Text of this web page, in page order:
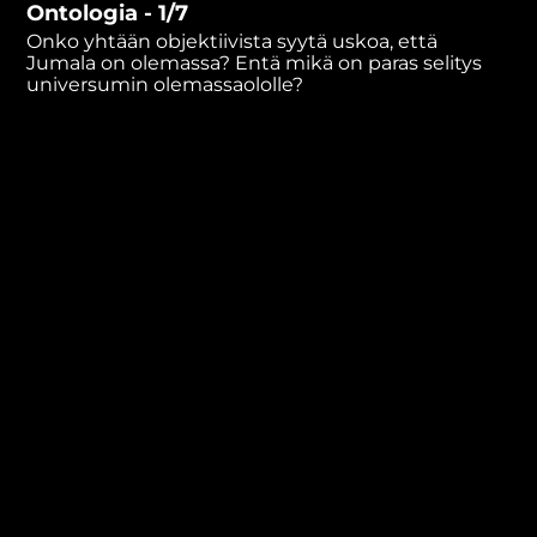
minutes,
59
seconds
Ontologia - 1/7
Onko yhtään objektiivista syytä uskoa, että
Jumala on olemassa? Entä mikä on paras selitys
universumin olemassaololle?